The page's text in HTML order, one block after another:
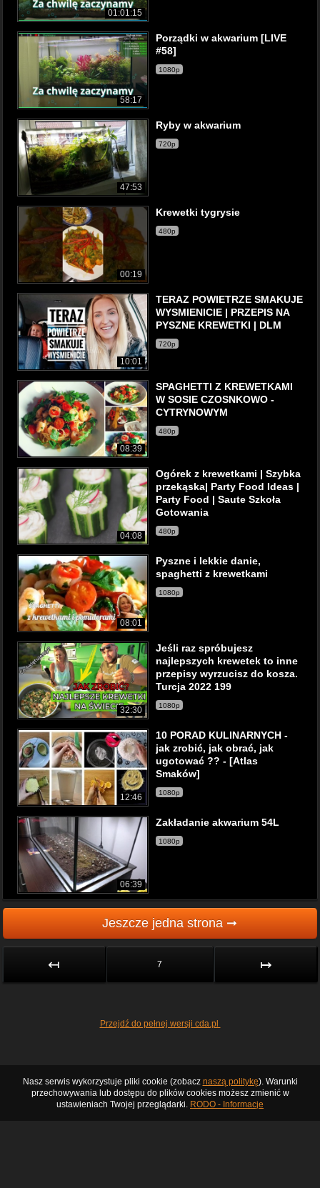
01:01:15
58:17
Porządki w akwarium [LIVE
#58]
1080p
47:53
Ryby w akwarium
720p
00:19
Krewetki tygrysie
480p
10:01
TERAZ POWIETRZE SMAKUJE
WYSMIENICIE | PRZEPIS NA
PYSZNE KREWETKI | DLM
720p
08:39
SPAGHETTI Z KREWETKAMI
W SOSIE CZOSNKOWO -
CYTRYNOWYM
480p
04:08
Ogórek z krewetkami | Szybka
przekąska| Party Food Ideas |
Party Food | Saute Szkoła
Gotowania
480p
08:01
Pyszne i lekkie danie,
spaghetti z krewetkami
1080p
32:30
Jeśli raz spróbujesz
najlepszych krewetek to inne
przepisy wyrzucisz do kosza.
Turcja 2022 199
1080p
12:46
10 PORAD KULINARNYCH -
jak zrobić, jak obrać, jak
ugotować ?? - [Atlas
Smaków]
1080p
06:39
Zakładanie akwarium 54L
1080p
Jeszcze jedna strona ➞
↤ 7 ↦
Przejdź do pełnej wersji cda.pl
Nasz serwis wykorzystuje pliki cookie (zobacz naszą politykę). Warunki
przechowywania lub dostępu do plików cookies możesz zmienić w
ustawieniach Twojej przeglądarki. RODO - Informacje